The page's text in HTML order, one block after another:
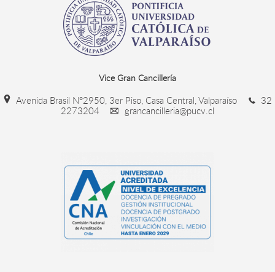
Vice Gran Cancillería
Avenida Brasil N°2950, 3er Piso, Casa Central, Valparaíso
32
2273204
grancancilleria@pucv.cl